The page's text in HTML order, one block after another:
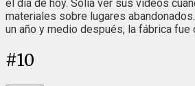
el día de hoy. Solía ver sus vídeos
materiales sobre lugares
un año y medio después, la fábrica fue
#10